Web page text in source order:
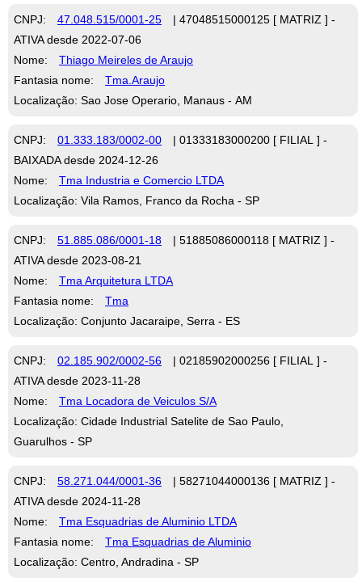
CNPJ: 47.048.515/0001-25
| 47048515000125 [ MATRIZ ] -
ATIVA desde 2022-07-06
Nome:
Thiago Meireles de Araujo
Fantasia nome:
Tma.Araujo
Localização: Sao Jose Operario, Manaus - AM
CNPJ: 01.333.183/0002-00
| 01333183000200 [ FILIAL ] -
BAIXADA desde 2024-12-26
Nome:
Tma Industria e Comercio LTDA
Localização: Vila Ramos, Franco da Rocha - SP
CNPJ: 51.885.086/0001-18
| 51885086000118 [ MATRIZ ] -
ATIVA desde 2023-08-21
Nome:
Tma Arquitetura LTDA
Fantasia nome:
Tma
Localização: Conjunto Jacaraipe, Serra - ES
CNPJ: 02.185.902/0002-56
| 02185902000256 [ FILIAL ] -
ATIVA desde 2023-11-28
Nome:
Tma Locadora de Veiculos S/A
Localização: Cidade Industrial Satelite de Sao Paulo,
Guarulhos - SP
CNPJ: 58.271.044/0001-36
| 58271044000136 [ MATRIZ ] -
ATIVA desde 2024-11-28
Nome:
Tma Esquadrias de Aluminio LTDA
Fantasia nome:
Tma Esquadrias de Aluminio
Localização: Centro, Andradina - SP